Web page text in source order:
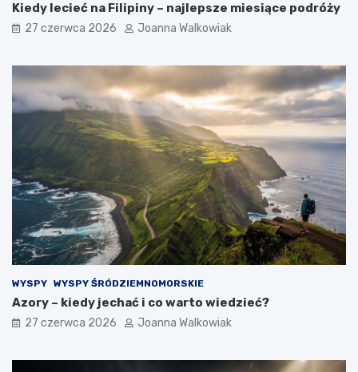
Kiedy lecieć na Filipiny – najlepsze miesiące podróży
27 czerwca 2026 Joanna Walkowiak
WYSPY WYSPY ŚRÓDZIEMNOMORSKIE
Azory – kiedy jechać i co warto wiedzieć?
27 czerwca 2026 Joanna Walkowiak